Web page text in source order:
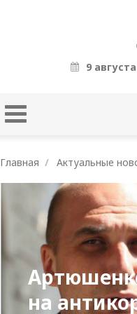
9 августа
Главная Актуальные
на